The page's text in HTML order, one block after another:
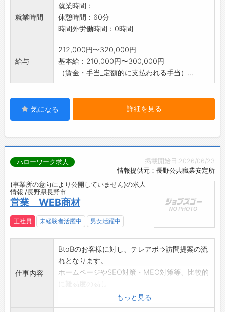
就業時間
就業時間：
休憩時間：60分
時間外労働時間：0時間
給与
212,000円〜320,000円
基本給：210,000円〜300,000円
（賃金・手当_定額的に支払われる手当）...
気になる 詳細を見る
掲載開始日:2026/06/23
情報提供元：長野公共職業安定所
ハローワーク求人
(事業所の意向により公開していません)の求人
情報 /長野県長野市
営業 WEB商材
正社員 未経験者活躍中 男女活躍中
仕事内容
BtoBのお客様に対し、テレアポ⇒訪問提案の流
れとなります。
ホームページやSEO対策・MEO対策等、比較的
い商材から実践的に行っていきます。
助成金を活用することもあり、お客様が興味を
もっと見る